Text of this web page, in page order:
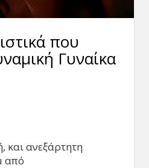
που
Γυναίκα
και ανεξάρτητη
από